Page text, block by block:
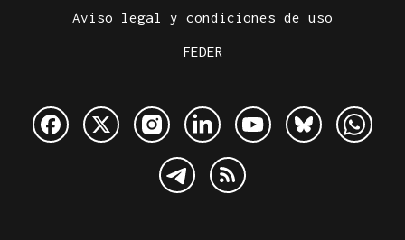
Aviso legal y condiciones de uso
FEDER